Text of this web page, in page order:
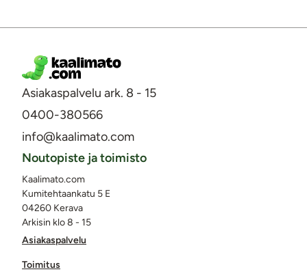
Asiakaspalvelu ark. 8 - 15
0400-380566
info@kaalimato.com
Asiakaspalvelu
Toimitus
Noutopiste ja toimisto
Kaalimato.com
Kumitehtaankatu 5 E
04260 Kerava
Arkisin klo 8 - 15